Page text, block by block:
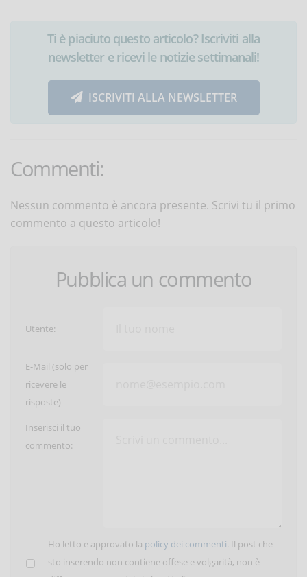
Ti è piaciuto questo articolo? Iscriviti alla
newsletter e ricevi le notizie settimanali!
ISCRIVITI ALLA NEWSLETTER
Commenti:
Nessun commento è ancora presente. Scrivi tu il primo
commento a questo articolo!
Pubblica un commento
Utente:
E-Mail (solo per
ricevere le
risposte)
Inserisci il tuo
commento:
Ho letto e approvato la policy dei commenti. Il post che
sto inserendo non contiene offese e volgarità, non è